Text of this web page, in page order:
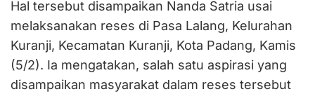
Hal tersebut disampaikan Nanda Satria usai
melaksanakan reses di Pasa Lalang, Kelurahan
Kuranji, Kecamatan Kuranji, Kota Padang, Kamis
(5/2). Ia mengatakan, salah satu aspirasi yang
disampaikan masyarakat dalam reses tersebut